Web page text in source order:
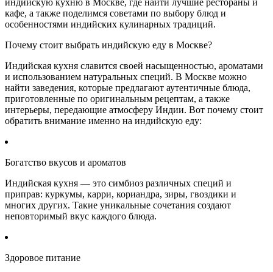
кафе, а также поделимся советами по выбору блюд и
особенностями индийских кулинарных традиций.
Почему стоит выбрать индийскую еду в Москве?
Индийская кухня славится своей насыщенностью, ароматами
и использованием натуральных специй. В Москве можно
найти заведения, которые предлагают аутентичные блюда,
приготовленные по оригинальным рецептам, а также
интерьеры, передающие атмосферу Индии. Вот почему стоит
обратить внимание именно на индийскую еду:
Богатство вкусов и ароматов
Индийская кухня — это симбиоз различных специй и
приправ: куркумы, карри, кориандра, зиры, гвоздики и
многих других. Такие уникальные сочетания создают
неповторимый вкус каждого блюда.
Здоровое питание